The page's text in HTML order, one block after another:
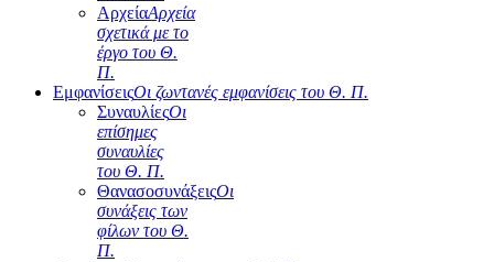
ΑρχείαΑρχεία
σχετικά με το
έργο του Θ.
Π.
ΕμφανίσειςΟι ζωντανές εμφανίσεις του Θ. Π.
ΣυναυλίεςΟι
επίσημες
συναυλίες
του Θ. Π.
ΘανασοσυνάξειςΟι
συνάξεις των
φίλων του Θ.
Π.